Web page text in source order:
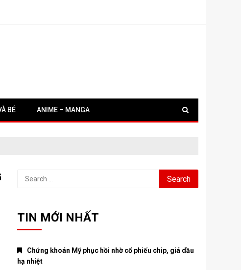
BÉ ANIME – MANGA
Search
TIN MỚI NHẤT
Chứng khoán Mỹ phục hồi nhờ cổ phiếu chip, giá dầu
hạ nhiệt